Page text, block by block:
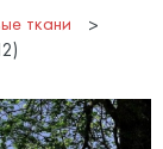
ткани